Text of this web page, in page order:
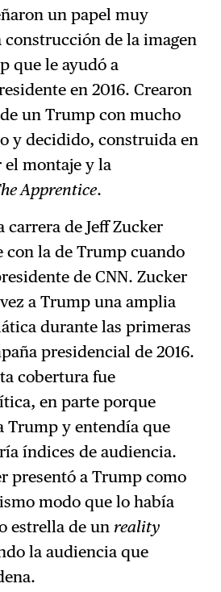
un papel muy
de la imagen
que le ayudó a
en 2016. Crearon
un Trump con mucho
y decidido, construida en
montaje y la
Apprentice.
carrera de Jeff Zucker
con la de Trump cuando
de CNN. Zucker
a Trump una amplia
durante las primeras
presidencial de 2016.
cobertura fue
en parte porque
Trump y entendía que
índices de audiencia.
presentó a Trump como
modo que lo había
estrella de un reality
la audiencia que